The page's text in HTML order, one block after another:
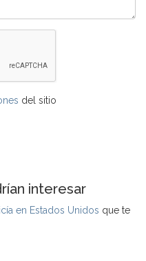
del sitio
interesar
en Estados Unidos que te